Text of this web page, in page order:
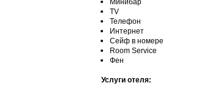
TV
Телефон
Интернет
Сейф в номере
Room Service
Фен
Услуги отеля: